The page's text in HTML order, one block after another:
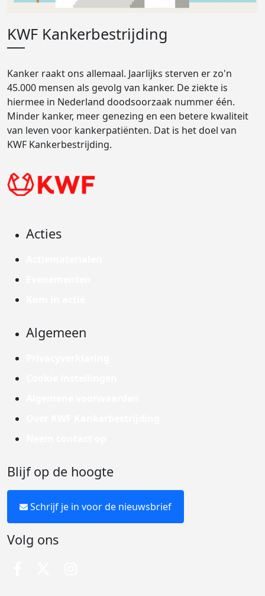
KWF Kankerbestrijding
Kanker raakt ons allemaal. Jaarlijks sterven er zo'n
45.000 mensen als gevolg van kanker. De ziekte is
hiermee in Nederland doodsoorzaak nummer één.
Minder kanker, meer genezing en een betere kwaliteit
van leven voor kankerpatiënten. Dat is het doel van
KWF Kankerbestrijding.
Acties
Algemeen
Blijf op de hoogte
Schrijf je in voor de nieuwsbrief
Volg ons